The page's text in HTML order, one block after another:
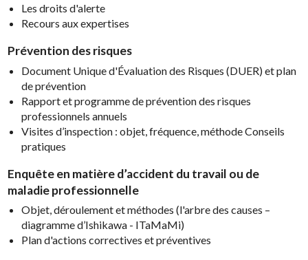
Les droits d'alerte
Recours aux expertises
Prévention des risques
Document Unique d'Évaluation des Risques (DUER) et plan
de prévention
Rapport et programme de prévention des risques
professionnels annuels
Visites d’inspection : objet, fréquence, méthode Conseils
pratiques
Enquête en matière d’accident du travail ou de
maladie professionnelle
Objet, déroulement et méthodes (l'arbre des causes –
diagramme d’Ishikawa - ITaMaMi)
Plan d'actions correctives et préventives